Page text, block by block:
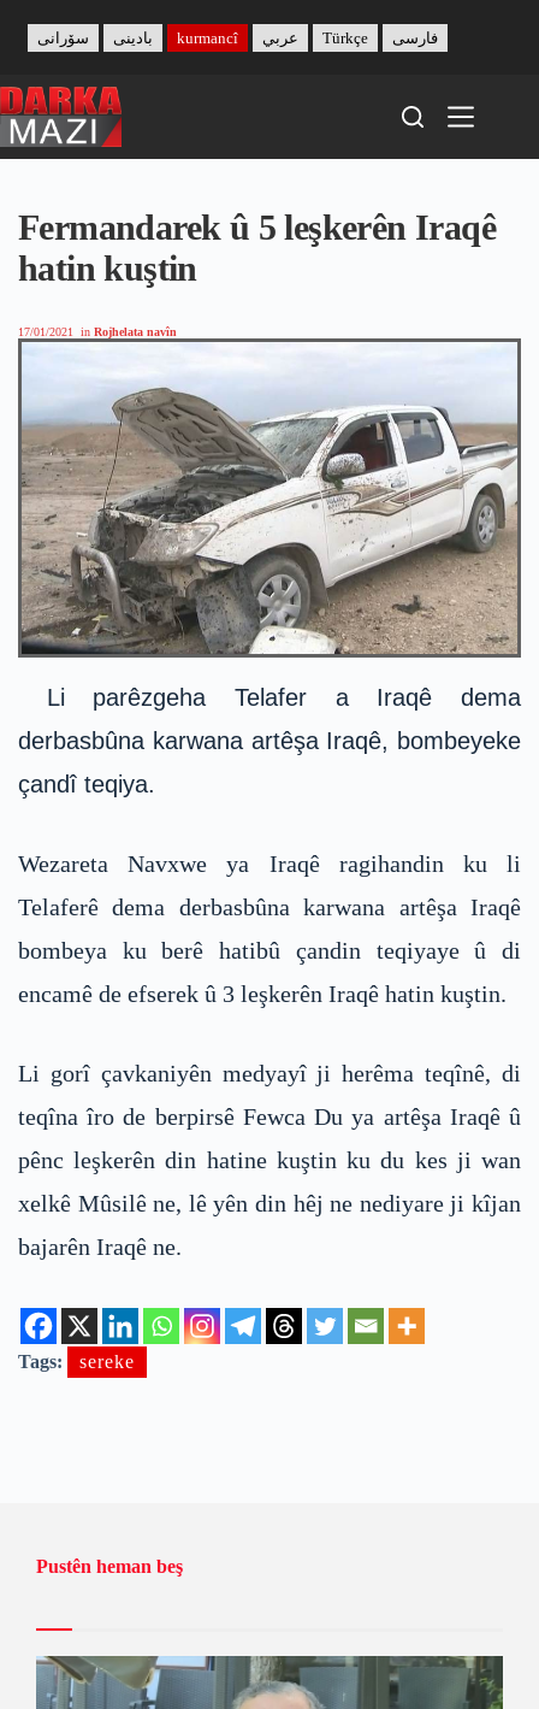
content
بادینی سۆرانی kurmancî عربي Türkçe فارسی
Fermandarek û 5 leşkerên Iraqê
hatin kuştin
17/01/2021 in Rojhelata navîn
Li parêzgeha Telafer a Iraqê dema
derbasbûna karwana artêşa Iraqê, bombeyeke
çandî teqiya.
Wezareta Navxwe ya Iraqê ragihandin ku li
Telaferê dema derbasbûna karwana artêşa Iraqê
bombeya ku berê hatibû çandin teqiyaye û di
encamê de efserek û 3 leşkerên Iraqê hatin kuştin.
Li gorî çavkaniyên medyayî ji herêma teqînê, di
teqîna îro de berpirsê Fewca Du ya artêşa Iraqê û
pênc leşkerên din hatine kuştin ku du kes ji wan
xelkê Mûsilê ne, lê yên din hêj ne nediyare ji kîjan
bajarên Iraqê ne.
Tags: sereke
Pustên heman beş